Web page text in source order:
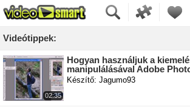
Videótippek:
02:35
Hogyan használjuk a
manipulálásával Adobe
Készítő: Jagumo93